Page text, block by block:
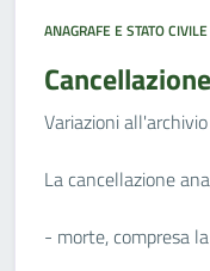
ANAGRAFE E STATO CIVILE
Variazioni
La cancellazione
- morte, compresa